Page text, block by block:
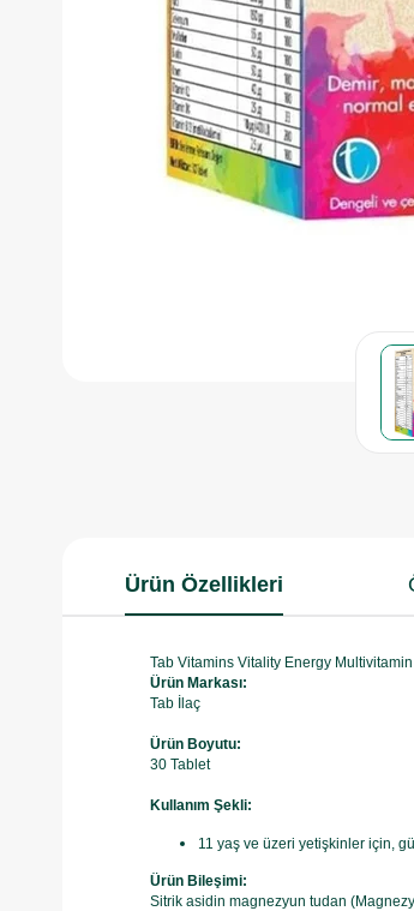
Ürün Özellikleri
Tab Vitamins Vitality Energy
Ürün Markası:
Tab İlaç
Ürün Boyutu:
30 Tablet
Kullanım Şekli:
11 yaş ve üzeri yetişkinler için,
Ürün Bileşimi:
Sitrik asidin magnezyun tudan